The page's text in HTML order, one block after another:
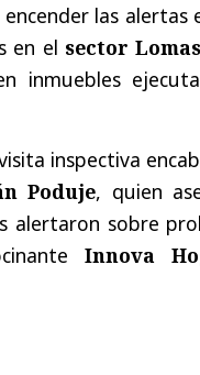
las alertas
en el sector
inmuebles
inspectiva
Poduje, quien
alertaron sobre
Innova